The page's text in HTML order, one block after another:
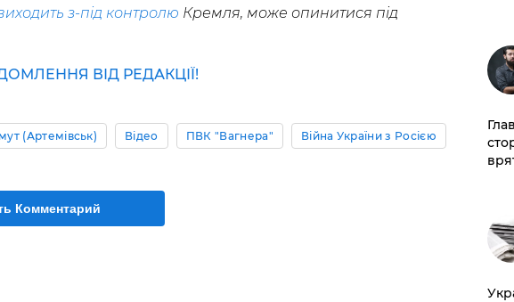
з-під контролю Кремля, може опинитися під
ВІД РЕДАКЦІЇ!
(Артемівськ) Відео ПВК "Вагнера" Війна України з Росією
Комментарий